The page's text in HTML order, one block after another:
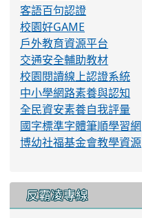
客語百句認證
校園好GAME
戶外教育資源平台
交通安全輔助教材
校園閱讀線上認證系統
中小學網路素養與認知
全民資安素養自我評量
國字標準字體筆順學習網
博幼社福基金會教學資源
反霸凌專線